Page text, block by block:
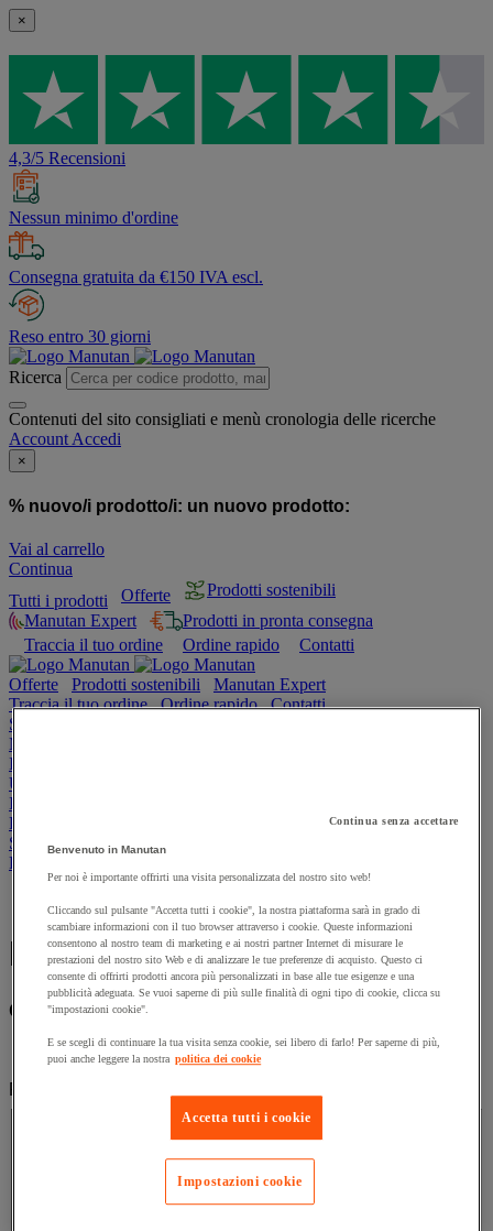
×
4,3/5 Recensioni
Nessun minimo d'ordine
Consegna gratuita da €150 IVA escl.
Reso entro 30 giorni
Ricerca
Contenuti del sito consigliati e menù cronologia delle ricerche
Account Accedi
×
% nuovo/i prodotto/i: un nuovo prodotto:
Vai al carrello
Continua
Tutti i prodotti
Offerte
Prodotti sostenibili
Manutan Expert
Prodotti in pronta consegna
Traccia il tuo ordine
Ordine rapido Contatti
Offerte Prodotti sostenibili
Manutan Expert
Traccia il tuo ordine
Ordine rapido
Contatti
Sicurezza e salute
Magazzino
Igiene
Ufficio e smart working
Imballaggio e contenitori
Forniture industriali e utensili
Spazi esterni
Ristorazione
Peak
Categorie
Forniture industriali e utensili(2)
Continua senza accettare
Benvenuto in Manutan
Per noi è importante offrirti una visita personalizzata del nostro sito web!
Cliccando sul pulsante "Accetta tutti i cookie", la nostra piattaforma sarà in grado di
scambiare informazioni con il tuo browser attraverso i cookie. Queste informazioni
consentono al nostro team di marketing e ai nostri partner Internet di misurare le
prestazioni del nostro sito Web e di analizzare le tue preferenze di acquisto. Questo ci
consente di offrirti prodotti ancora più personalizzati in base alle tue esigenze e una
pubblicità adeguata. Se vuoi saperne di più sulle finalità di ogni tipo di cookie, clicca su
"impostazioni cookie".
E se scegli di continuare la tua visita senza cookie, sei libero di farlo! Per saperne di più,
puoi anche leggere la nostra politica dei cookie
Accetta tutti i cookie
Impostazioni cookie